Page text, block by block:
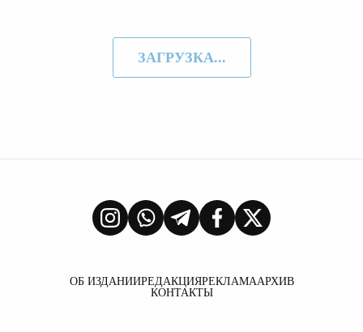
ЗАГРУЗКА...
ОБ ИЗДАНИИРЕДАКЦИЯРЕКЛАМААРХИВ
КОНТАКТЫ